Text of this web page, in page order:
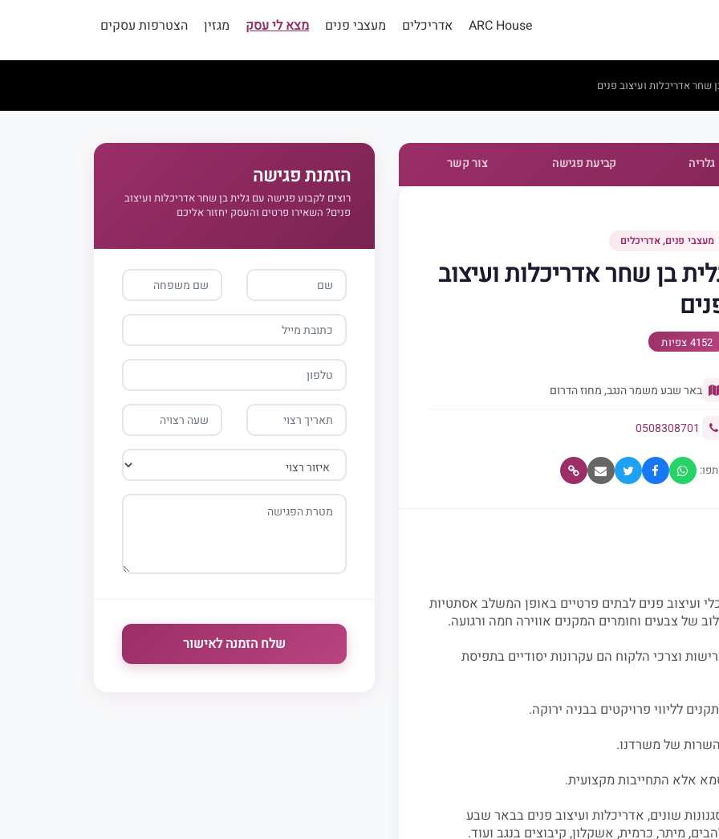
ARC House אדריכלים מעצבי פנים מצא לי עסק מגזין הצטרפות עסקים
שחר אדריכלות ועיצוב פנים
גלריה קביעת פגישה צור קשר
מעצבי פנים, אדריכלים
בן שחר אדריכלות ועיצוב
4152 צפיות
באר שבע משמר הנגב, מחוז הדרום
0508308701
ועיצוב פנים לבתים פרטיים באופן המשלב אסתטיות
של צבעים וחומרים המקנים אווירה חמה ורגועה.
וצרכי הלקוח הם עקרונות יסודיים בתפיסת
לליווי פרויקטים בבניה ירוקה.
של משרדנו.
אלא התחייבות מקצועית.
שונים, אדריכלות ועיצוב פנים בבאר שבע
מיתר, כרמית, אשקלון, קיבוצים בנגב ועוד.
הזמנת פגישה
רוצים לקבוע פגישה עם גלית בן שחר אדריכלות ועיצוב
פנים? השאירו פרטים והעסק יחזור אליכם